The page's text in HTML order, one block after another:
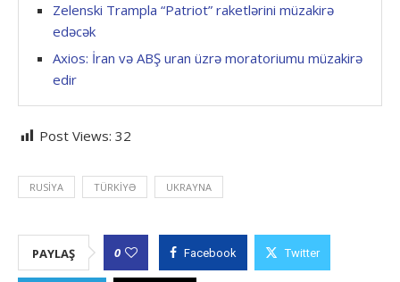
Zelenski Trampla “Patriot” raketlərini müzakirə
edəcək
Axios: İran və ABŞ uran üzrə moratoriumu müzakirə
edir
Post Views: 32
RUSIYA TÜRKIYƏ UKRAYNA
PAYLAŞ 0 Facebook Twitter